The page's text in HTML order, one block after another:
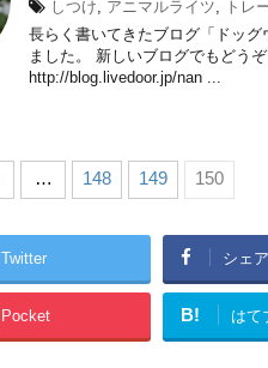
しつけ
アニマルライツ トレ
長らく書いてきたブログ「ドッ
ました。 新しいブログでもどう
http://blog.livedoor.jp/nan ...
… 148 149 150
Twitter シェア
Pocket B! はて